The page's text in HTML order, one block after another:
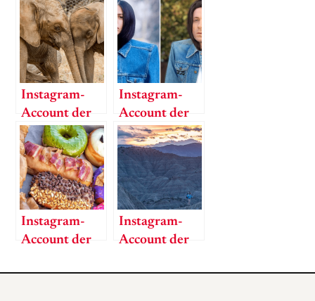
Instagram-
Account der
Woche:
National
Geographic
Instagram-
Account der
Woche: Tom
Lenk
Instagram-
Account der
paulsfoodhaul
Instagram-
Account der
coryrichards